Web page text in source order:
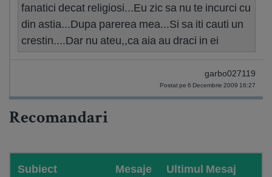
fanatici decat religiosi...Eu zic sa nu te incurci cu
din astia...Dupa parerea mea...Si sa iti cauti un
crestin....Dar nu ateu,,ca aia au draci in ei
garbo027119
Postat pe 6 Decembrie 2009 16:27
Recomandari
Subiect Mesaje Ultimul Mesaj